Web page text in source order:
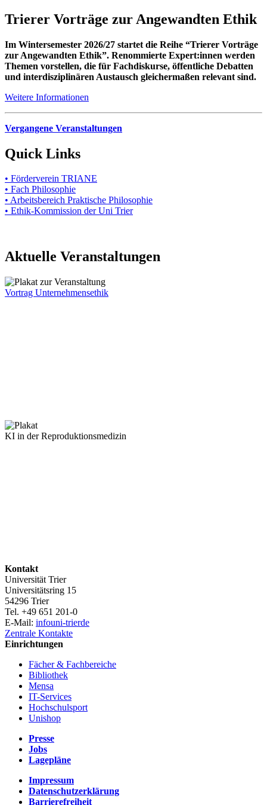
Trierer Vorträge zur Angewandten Ethik
Im Wintersemester 2026/27 startet die Reihe “Trierer Vorträge
zur Angewandten Ethik”. Renommierte Expert:innen werden
Themen vorstellen, die für Fachdiskurse, öffentliche Debatten
und interdisziplinären Austausch gleichermaßen relevant sind.
Weitere Informationen
Vergangene Veranstaltungen
Quick Links
• Förderverein TRIANE
• Fach Philosophie
• Arbeitsbereich Praktische Philosophie
• Ethik-Kommission der Uni Trier
Aktuelle Veranstaltungen
Vortrag Unternehmensethik
KI in der Reproduktionsmedizin
Kontakt
Universität Trier
Universitätsring 15
54296 Trier
Tel. +49 651 201-0
E-Mail: infouni-trierde
Zentrale Kontakte
Einrichtungen
Fächer & Fachbereiche
Bibliothek
Mensa
IT-Services
Hochschulsport
Unishop
Presse
Jobs
Lagepläne
Impressum
Datenschutzerklärung
Barrierefreiheit